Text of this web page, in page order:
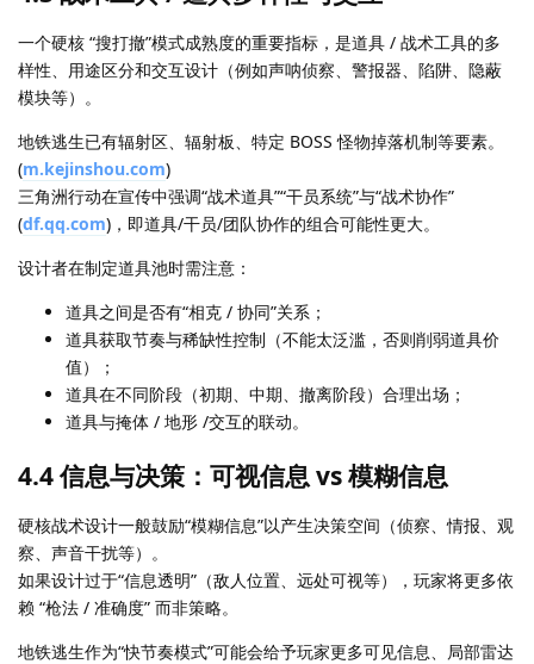
一个硬核 “搜打撤”模式成熟度的重要指标，是道具 / 战术工具的多
样性、用途区分和交互设计（例如声呐侦察、警报器、陷阱、隐蔽
模块等）。
地铁逃生已有辐射区、辐射板、特定 BOSS 怪物掉落机制等要素。
(m.kejinshou.com)
三角洲行动在宣传中强调“战术道具”“干员系统”与“战术协作”
(df.qq.com)，即道具/干员/团队协作的组合可能性更大。
设计者在制定道具池时需注意：
道具之间是否有“相克 / 协同”关系；
道具获取节奏与稀缺性控制（不能太泛滥，否则削弱道具价
值）；
道具在不同阶段（初期、中期、撤离阶段）合理出场；
道具与掩体 / 地形 /交互的联动。
4.4 信息与决策：可视信息 vs 模糊信息
硬核战术设计一般鼓励“模糊信息”以产生决策空间（侦察、情报、观
察、声音干扰等）。
如果设计过于“信息透明”（敌人位置、远处可视等），玩家将更多依
赖 “枪法 / 准确度” 而非策略。
地铁逃生作为“快节奏模式”可能会给予玩家更多可见信息、局部雷达